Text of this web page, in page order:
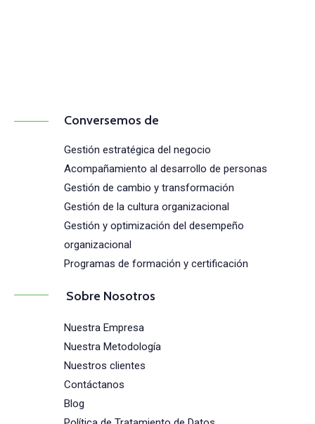
Conversemos de
Gestión estratégica del negocio
Acompañamiento al desarrollo de personas
Gestión de cambio y transformación
Gestión de la cultura organizacional
Gestión y optimización del desempeño
organizacional
Programas de formación y certificación
Sobre Nosotros
Nuestra Empresa
Nuestra Metodología
Nuestros clientes
Contáctanos
Blog